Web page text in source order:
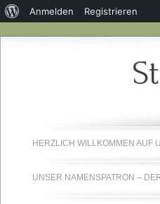
HERZLICH WILLKOMMEN AUF
UNSER NAMENSPATRON –
Über
Anmelden Registrieren